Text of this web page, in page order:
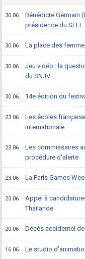
30.06
Bénédicte Germain
présidence du SELL
30.06 La place des
30.06
Jeu vidéo : la
du SNJV
30.06 14e édition du
23.06
Les écoles
internationale
23.06
Les commissaires
procédure d'alerte
23.06 La Paris Games
23.06
Appel à
Thaïlande
20.06 Décès accidentel
16.06 Le studio